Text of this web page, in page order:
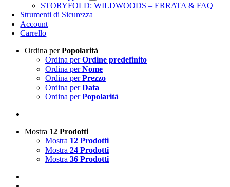
STORYFOLD: WILDWOODS – ERRATA & FAQ
Strumenti di Sicurezza
Account
Carrello
Ordina perPopolarità
Ordina perOrdine predefinito
Ordina perNome
Ordina perPrezzo
Ordina perData
Ordina perPopolarità
Mostra 12 Prodotti
Mostra 12 Prodotti
Mostra 24 Prodotti
Mostra 36 Prodotti